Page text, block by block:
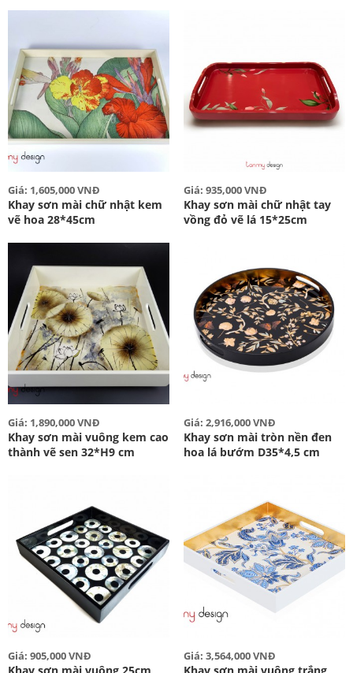
Giá: 1,605,000 VNĐ
Khay sơn mài chữ nhật kem
vẽ hoa 28*45cm
Giá: 935,000 VNĐ
Khay sơn mài chữ nhật tay
vồng đỏ vẽ lá 15*25cm
Giá: 1,890,000 VNĐ
Khay sơn mài vuông kem cao
thành vẽ sen 32*H9 cm
Giá: 2,916,000 VNĐ
Khay sơn mài tròn nền đen
hoa lá bướm D35*4,5 cm
Giá: 905,000 VNĐ Giá: 3,564,000 VNĐ